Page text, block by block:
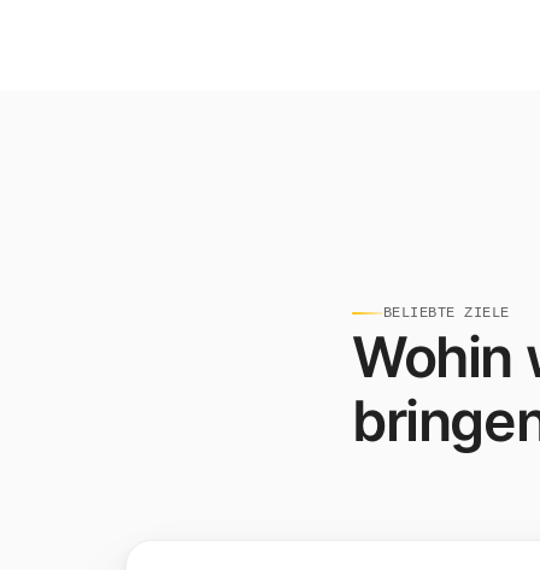
BELIEBTE ZIELE
Wohin